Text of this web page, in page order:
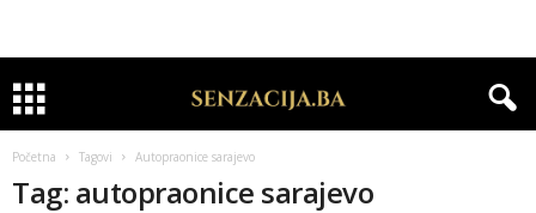
Početna Tagovi Autopraonice sarajevo
Tag: autopraonice sarajevo